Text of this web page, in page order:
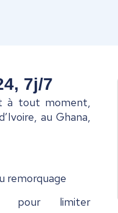
7j/7
à tout moment,
au Ghana,
remorquage
pour limiter